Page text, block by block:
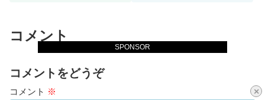
×
SPONSOR
コメント
コメントをどうぞ
コメント ※